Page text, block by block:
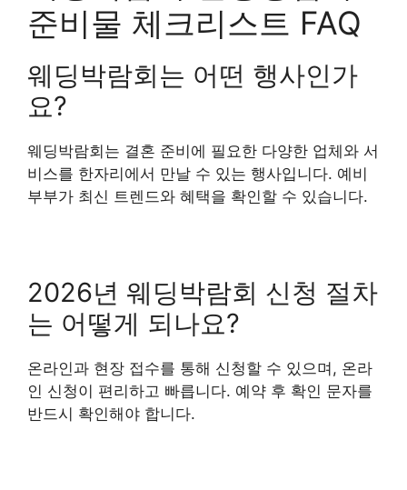
준비물 체크리스트 FAQ
웨딩박람회는 어떤 행사인가
요?
웨딩박람회는 결혼 준비에 필요한 다양한 업체와 서
비스를 한자리에서 만날 수 있는 행사입니다. 예비
부부가 최신 트렌드와 혜택을 확인할 수 있습니다.
2026년 웨딩박람회 신청 절차
는 어떻게 되나요?
온라인과 현장 접수를 통해 신청할 수 있으며, 온라
인 신청이 편리하고 빠릅니다. 예약 후 확인 문자를
반드시 확인해야 합니다.